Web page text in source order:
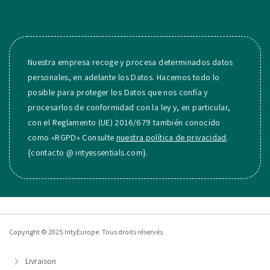
Nuestra empresa recoge y procesa determinados datos
personales, en adelante los Datos. Hacemos todo lo
posible para proteger los Datos que nos confía y
procesarlos de conformidad con la ley y, en particular,
con el Reglamento (UE) 2016/679 también conocido
como «RGPD» Consulte nuestra política de privacidad.
{contacto @ intyessentials.com}.
Copyright © 2025 IntyEurope. Tous droits réservés.
Livraison